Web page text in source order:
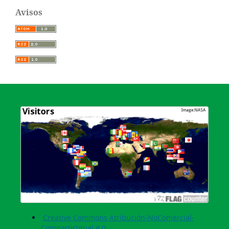
Avisos
Creative Commons Atribución-NoComercial-